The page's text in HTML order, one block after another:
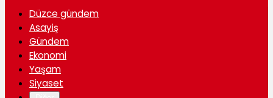
Düzce gündem
Asayiş
Gündem
Ekonomi
Yaşam
Siyaset